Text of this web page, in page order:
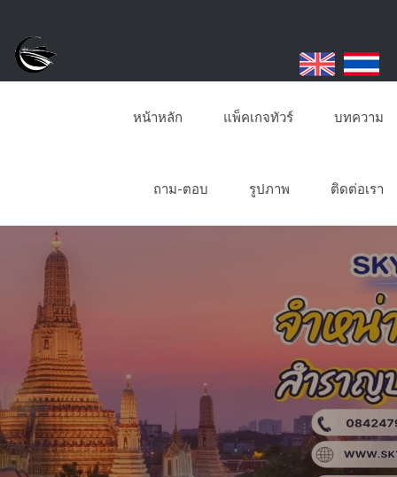
หน้าหลัก แพ็คเกจทัวร์ บทความ
ถาม-ตอบ รูปภาพ ติดต่อเรา